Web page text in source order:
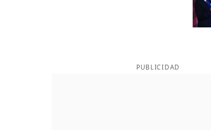
PUBLICIDAD